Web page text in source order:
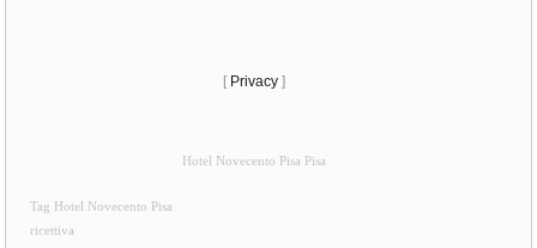
[ Privacy ]
Hotel Novecento Pisa Pisa
Tag Hotel Novecento Pisa
ricettiva